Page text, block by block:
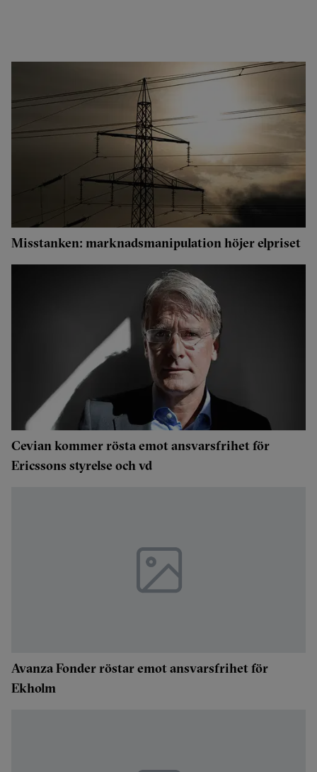
Misstanken: marknadsmanipulation höjer elpriset
Cevian kommer rösta emot ansvarsfrihet för
Ericssons styrelse och vd
Avanza Fonder röstar emot ansvarsfrihet för
Ekholm